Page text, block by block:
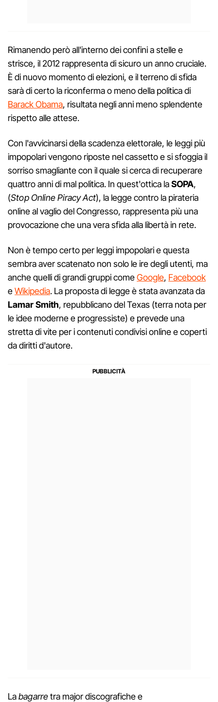
Rimanendo però all'interno dei confini a stelle e
strisce, il 2012 rappresenta di sicuro un anno cruciale.
È di nuovo momento di elezioni, e il terreno di sfida
sarà di certo la riconferma o meno della politica di
Barack Obama, risultata negli anni meno splendente
rispetto alle attese.
Con l'avvicinarsi della scadenza elettorale, le leggi più
impopolari vengono riposte nel cassetto e si sfoggia il
sorriso smagliante con il quale si cerca di recuperare
quattro anni di mal politica. In quest'ottica laSOPA,
(Stop Online Piracy Act), la legge contro la pirateria
online al vaglio del Congresso, rappresenta più una
provocazione che una vera sfida alla libertà in rete.
Non è tempo certo per leggi impopolari e questa
sembra aver scatenato non solo le ire degli utenti, ma
anche quelli di grandi gruppi comeGoogle, Facebook
eWikipedia. La proposta di legge è stata avanzata da
Lamar Smith, repubblicano del Texas (terra nota per
le idee moderne e progressiste) e prevede una
stretta di vite per i contenuti condivisi online e coperti
da diritti d'autore.
Labagarretra major discografiche e